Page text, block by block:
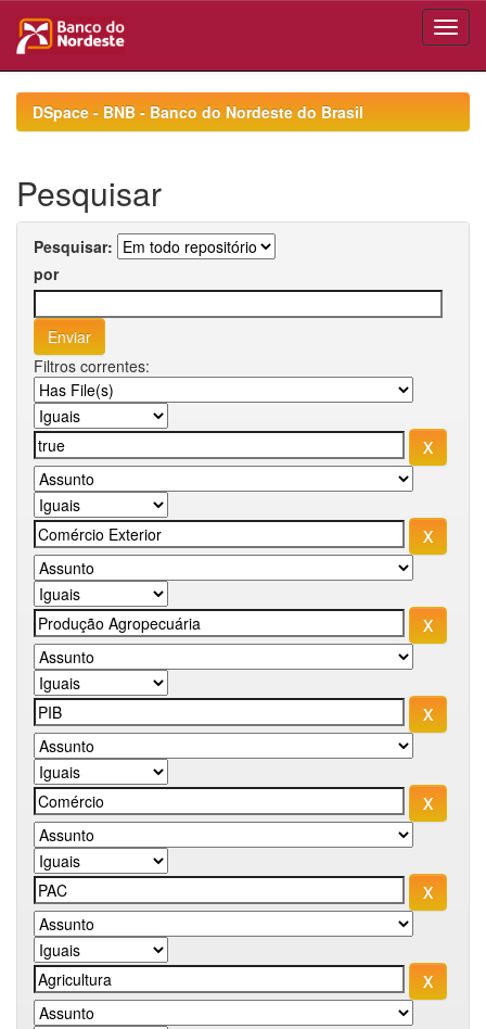
navigationDSpace - BNB - Banco do Nordeste do Brasil
Pesquisar
Pesquisar:
por
Filtros correntes: